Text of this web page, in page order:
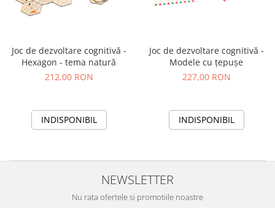
Joc de dezvoltare cognitivă -
Hexagon - tema natură
212,00 RON
INDISPONIBIL
Joc de dezvoltare cognitivă -
Modele cu țepușe
227,00 RON
INDISPONIBIL
NEWSLETTER
Nu rata ofertele si promotiile noastre